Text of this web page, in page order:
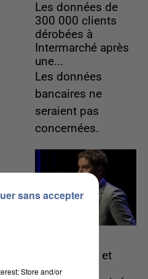
Les données de
300 000 clients
dérobées à
Intermarché après
une...
Les données
bancaires ne
seraient pas
concernées.
Gabriel Attal et
Raphaël
Store and/or
sans accepter